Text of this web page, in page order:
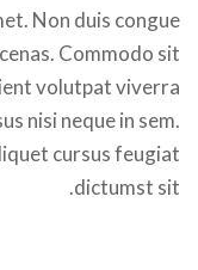
Non duis congue
Commodo sit
volutpat viverra
nisi neque in sem.
cursus feugiat
dictumst sit.